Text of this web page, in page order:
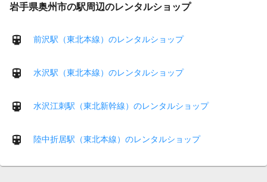
岩手県奥州市の駅周辺のレンタルショップ
前沢駅（東北本線）のレンタルショップ
水沢駅（東北本線）のレンタルショップ
水沢江刺駅（東北新幹線）のレンタルショップ
陸中折居駅（東北本線）のレンタルショップ